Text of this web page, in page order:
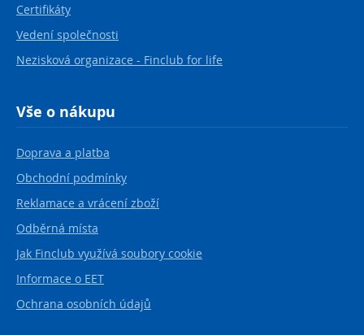
Certifikáty
Vedení společnosti
Nezisková organizace - Finclub for life
Vše o nákupu
Doprava a platba
Obchodní podmínky
Reklamace a vrácení zboží
Odběrná místa
Jak Finclub využívá soubory cookie
Informace o EET
Ochrana osobních údajů